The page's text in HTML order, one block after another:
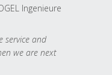
Ingenieure
service and
we are next